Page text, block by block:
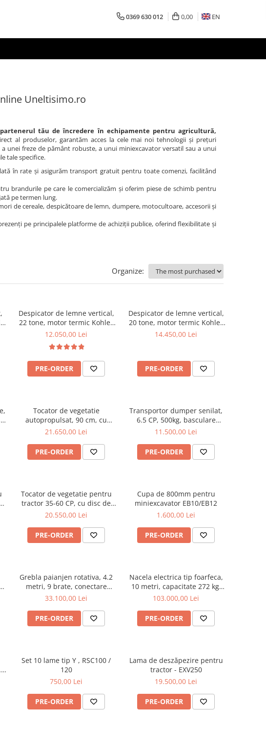
0369 630 012 0,00 EN
Uneltisimo.ro
tău de încredere în echipamente pentru agricultură,
al produselor, garantăm acces la cele mai noi tehnologii și prețuri
unei freze de pământ robuste, a unui miniexcavator versatil sau a unui
tale specifice.
în rate și asigurăm transport gratuit pentru toate comenzi, facilitând
brandurile pe care le comercializăm și oferim piese de schimb pentru
pe termen lung.
de cereale, despicătoare de lemn, dumpere, motocultoare, accesorii și
pe principalele platforme de achiziții publice, oferind flexibilitate și
Organize:
Despicator de lemne vertical,
22 tone, motor termic Kohler
6.5 CP, Jansen HS-22A62
12.050,00 Lei
PRE-ORDER
Despicator de lemne vertical,
20 tone, motor termic Kohler
de 6.5CP, Jansen HS-20H110
14.450,00 Lei
PRE-ORDER
Tocator de vegetatie
autopropulsat, 90 cm, cu
motor pe benzina, 15 CP,
21.650,00 Lei
PRE-ORDER
Transportor dumper senilat,
6.5 CP, 500kg, basculare
mecanica, Graecus D500
11.500,00 Lei
PRE-ORDER
Tocator de vegetatie pentru
tractor 35-60 CP, cu disc de
cosire lateral cu palpator, 155
Graecus ATK155-H
20.550,00 Lei
PRE-ORDER
Cupa de 800mm pentru
miniexcavator EB10/EB12
1.600,00 Lei
PRE-ORDER
Grebla paianjen rotativa, 4.2
metri, 9 brate, conectare
cardan tractor, Zeppelin 042Z
33.100,00 Lei
PRE-ORDER
Nacela electrica tip foarfeca,
10 metri, capacitate 272 kg,
Magni ES1008AC+
103.000,00 Lei
PRE-ORDER
Set 10 lame tip Y , RSC100 /
120
750,00 Lei
PRE-ORDER
Lama de deszăpezire pentru
tractor - EXV250
19.500,00 Lei
PRE-ORDER